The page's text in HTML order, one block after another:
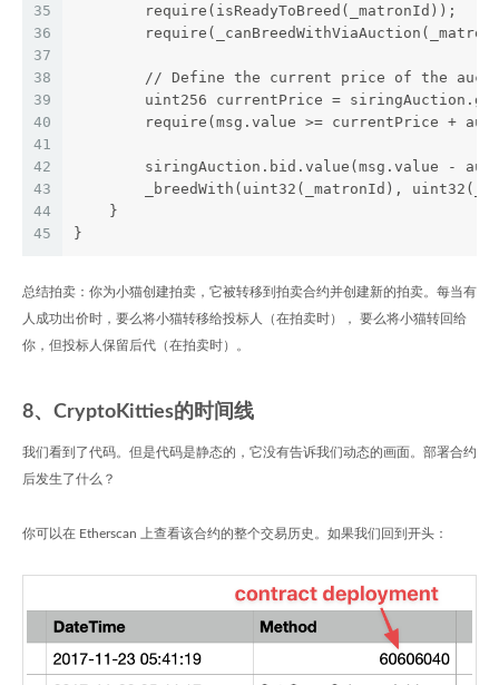
35
36
37
38
39
40
41
42
43
44
45
        require(isReadyToBreed(_matronId));
// Define the current price of the
uint256 currentPrice =
require(msg.value >= currentPrice +
siringAuction.bid.value(msg.value -
_breedWith(uint32(_matronId),
    }
}
总结拍卖：你为小猫创建拍卖，它被转移到拍卖合约并创建新的拍卖。每当有
人成功出价时，要么将小猫转移给投标人（在拍卖时）， 要么将小猫转回给
你，但投标人保留后代（在拍卖时）。
8、CryptoKitties的时间线
我们看到了代码。但是代码是静态的，它没有告诉我们动态的画面。部署合约
后发生了什么？
你可以在 Etherscan 上查看该合约的整个交易历史。如果我们回到开头：